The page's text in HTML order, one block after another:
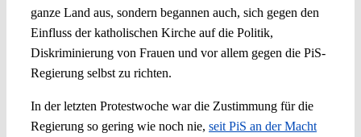
ganze Land aus, sondern begannen auch, sich gegen den
Einfluss der katholischen Kirche auf die Politik,
Diskriminierung von Frauen und vor allem gegen die PiS-
Regierung selbst zu richten.
In der letzten Protestwoche war die Zustimmung für die
Regierung so gering wie noch nie, seit PiS an der Macht